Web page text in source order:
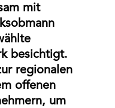
mit
besichtigt.
regionalen
offenen
um